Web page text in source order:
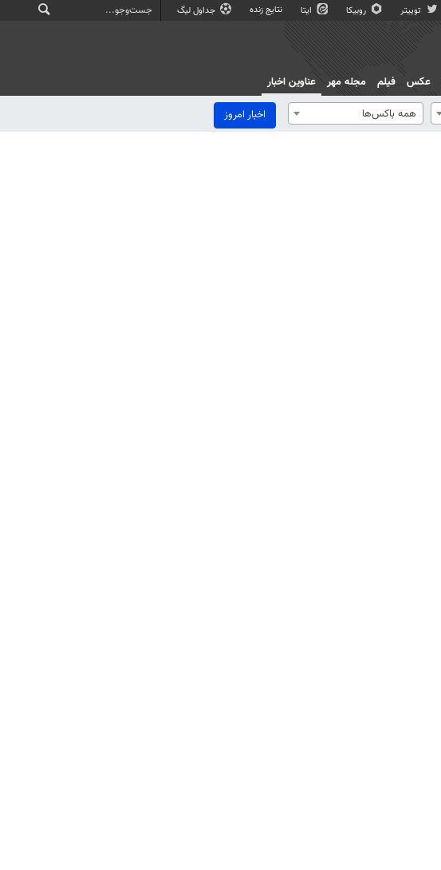
توییتر روبیکا ایتا نتایج زنده جداول لیگ
عکس فیلم مجله مهر
عناوین اخبار
همه باکس‌ها اخبار امروز